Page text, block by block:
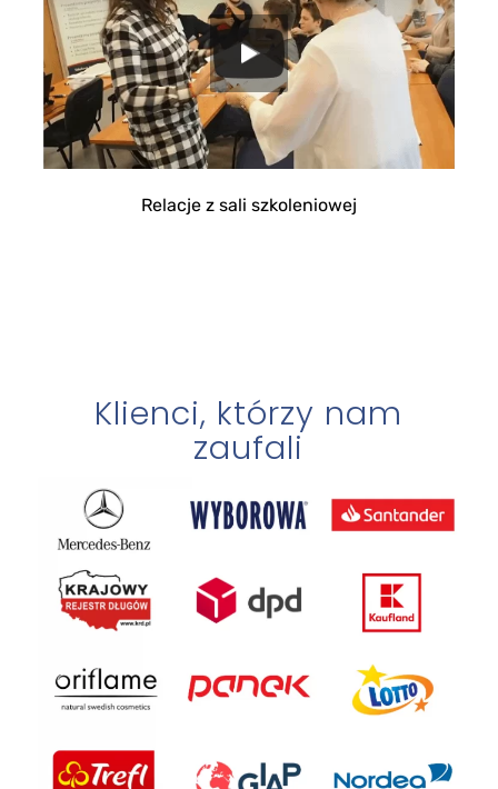
Relacje z sali szkoleniowej
Klienci, którzy nam
zaufali